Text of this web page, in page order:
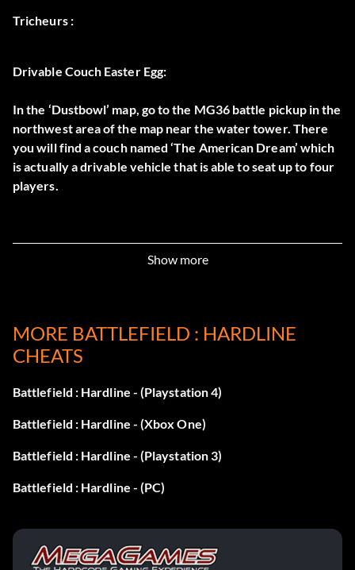
Tricheurs :
Drivable Couch Easter Egg:
In the ‘Dustbowl’ map, go to the MG36 battle pickup in the
northwest area of the map near the water tower. There
you will find a couch named ‘The American Dream’ which
is actually a drivable vehicle that is able to seat up to four
players.
Show more
MORE BATTLEFIELD : HARDLINE
CHEATS
Battlefield : Hardline - (Playstation 4)
Battlefield : Hardline - (Xbox One)
Battlefield : Hardline - (Playstation 3)
Battlefield : Hardline - (PC)